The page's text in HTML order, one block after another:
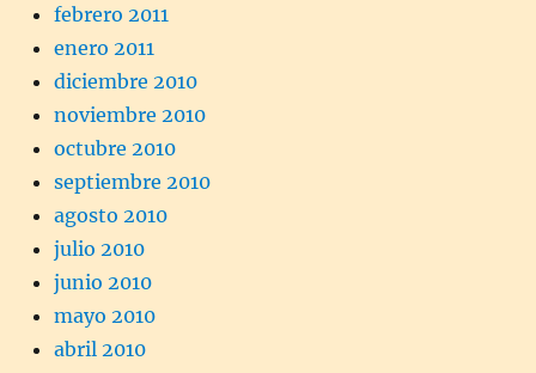
febrero 2011
enero 2011
diciembre 2010
noviembre 2010
octubre 2010
septiembre 2010
agosto 2010
julio 2010
junio 2010
mayo 2010
abril 2010